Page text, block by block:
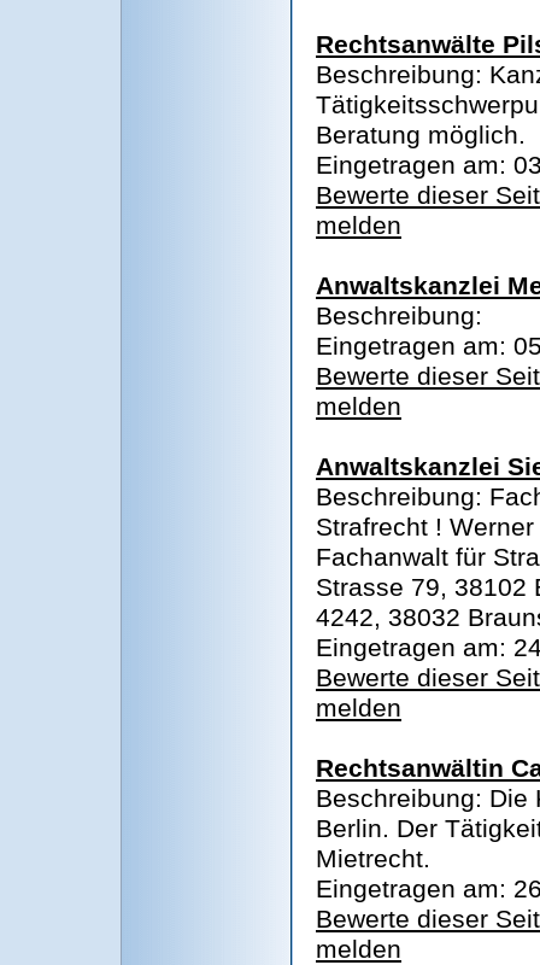
Rechtsanwälte
Beschreibung:
Beratung möglich.
Eingetragen am:
Bewerte dieser
melden
Anwaltskanzlei
Beschreibung:
Eingetragen am:
Bewerte dieser
melden
Anwaltskanzlei
Beschreibung:
Strafrecht !
Fachanwalt für
Strasse 79, 38102
4242, 38032
Eingetragen am:
Bewerte dieser
melden
Rechtsanwältin
Beschreibung: Die
Berlin. Der
Mietrecht.
Eingetragen am:
Bewerte dieser
melden